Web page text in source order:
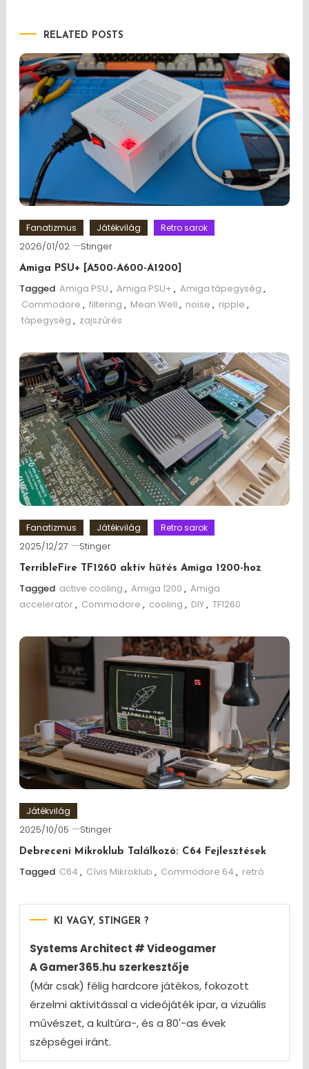
RELATED POSTS
Fanatizmus Játékvilág Retro sarok
2026/01/02 Stinger
Amiga PSU+ [A500-A600-A1200]
Tagged Amiga PSU , Amiga PSU+ , Amiga tápegység ,
Commodore , filtering , Mean Well , noise , ripple ,
tápegység , zajszűrés
Fanatizmus Játékvilág Retro sarok
2025/12/27 Stinger
TerribleFire TF1260 aktív hűtés Amiga 1200-hoz
Tagged active cooling , Amiga 1200 , Amiga
accelerator, Commodore , cooling , DIY, TF1260
Játékvilág
2025/10/05 Stinger
Debreceni Mikroklub Találkozó: C64 Fejlesztések
Tagged C64 , Cívis Mikroklub , Commodore 64 , retró
KI VAGY, STINGER ?
Systems Architect # Videogamer
A Gamer365.hu szerkesztője
(Már csak) félig hardcore játékos, fokozott
érzelmi aktivitással a videójáték ipar, a vizuális
művészet, a kultúra-, és a 80'-as évek
szépségei iránt.